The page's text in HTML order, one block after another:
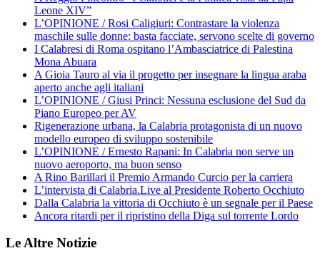
Leone XIV”
L’OPINIONE / Rosi Caligiuri: Contrastare la violenza
maschile sulle donne: basta facciate, servono scelte di governo
I Calabresi di Roma ospitano l’Ambasciatrice di Palestina
Mona Abuara
A Gioia Tauro al via il progetto per insegnare la lingua araba
aperto anche agli italiani
L’OPINIONE / Giusi Princi: Nessuna esclusione del Sud da
Piano Europeo per AV
Rigenerazione urbana, la Calabria protagonista di un nuovo
modello europeo di sviluppo sostenibile
L’OPINIONE / Ernesto Rapani: In Calabria non serve un
nuovo aeroporto, ma buon senso
A Rino Barillari il Premio Armando Curcio per la carriera
L’intervista di Calabria.Live al Presidente Roberto Occhiuto
Dalla Calabria la vittoria di Occhiuto è un segnale per il Paese
Ancora ritardi per il ripristino della Diga sul torrente Lordo
Le Altre Notizie